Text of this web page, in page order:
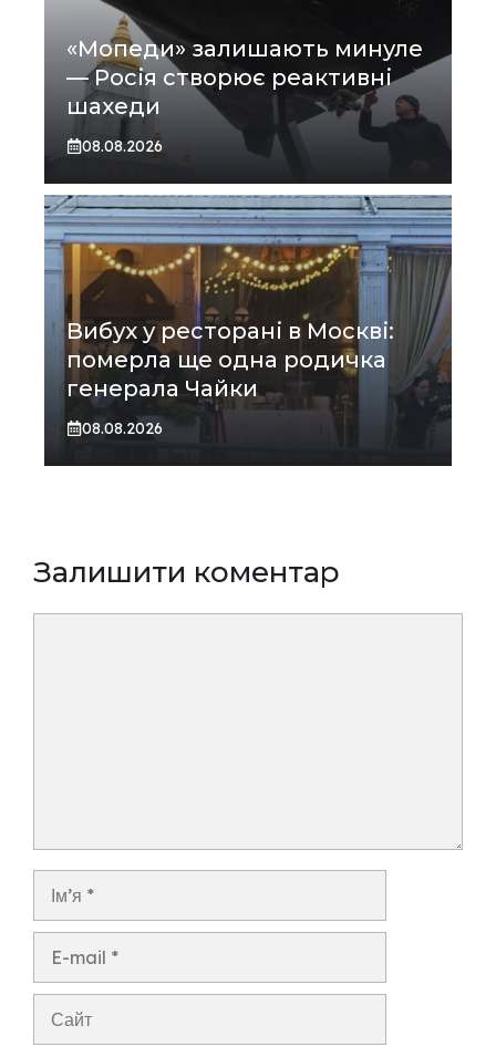
«Мопеди» залишають минуле
— Росія створює реактивні
шахеди
08.08.2026
Вибух у ресторані в Москві:
померла ще одна родичка
генерала Чайки
08.08.2026
Залишити коментар